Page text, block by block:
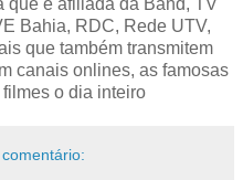
Bahia, RDC, Rede UTV,
que também transmitem
canais onlines, as famosas
o dia inteiro